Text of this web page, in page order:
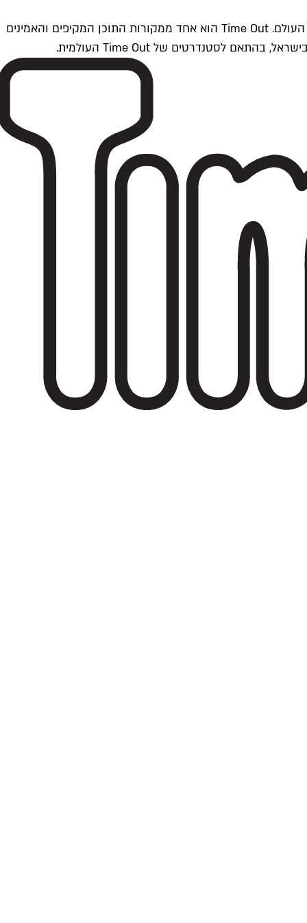
Time Outתל אביב הוא חלק מרשת Time Out Global — רשת מדיה בינלאומית הפועלת ב-360 ערים מרכזיות וב-60 מדינות ברחבי העולם. Time Out הוא אחד ממקורות התוכן המקיפים והאמינים